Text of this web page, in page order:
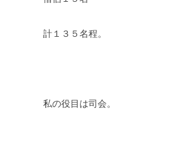
計１３５名程。
私の役目は司会。